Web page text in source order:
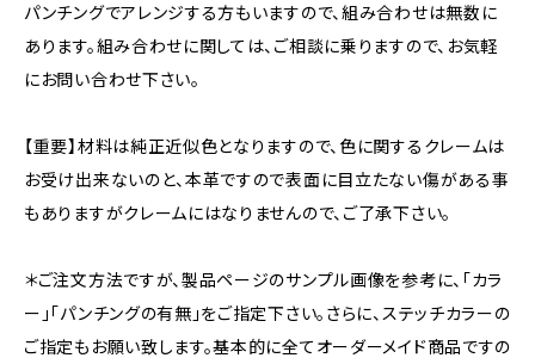
パンチングでアレンジする方もいますので、組み合わせは無数に
あります。組み合わせに関しては、ご相談に乗りますので、お気軽
にお問い合わせ下さい。
【重要】材料は純正近似色となりますので、色に関するクレームは
お受け出来ないのと、本革ですので表面に目立たない傷がある事
もありますがクレームにはなりませんので、ご了承下さい。
＊ご注文方法ですが、製品ページのサンプル画像を参考に、「カラ
ー」「パンチングの有無」をご指定下さい。さらに、ステッチカラーの
ご指定もお願い致します。基本的に全てオーダーメイド商品ですの